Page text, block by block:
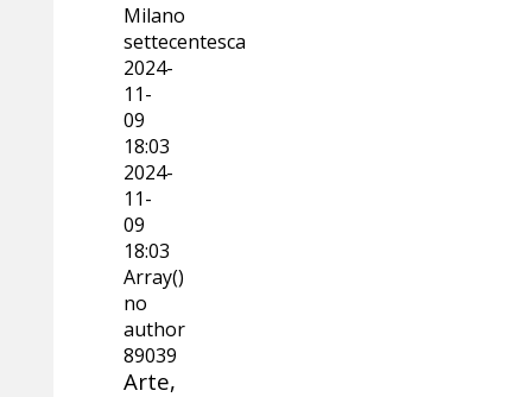
Milano
settecentesca
2024-
11-
09
18:03
2024-
11-
09
18:03
Array()
no
author
89039
Arte,